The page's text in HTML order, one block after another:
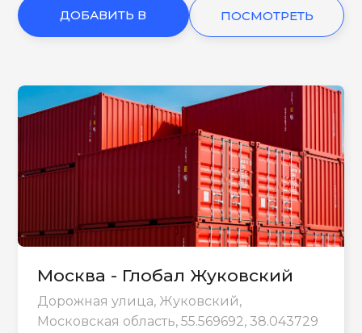
ДОБАВИТЬ В ПОСМОТРЕТЬ
Москва - Глобал Жуковский
Дорожная улица, Жуковский,
Московская область, 55.569692, 38.043729